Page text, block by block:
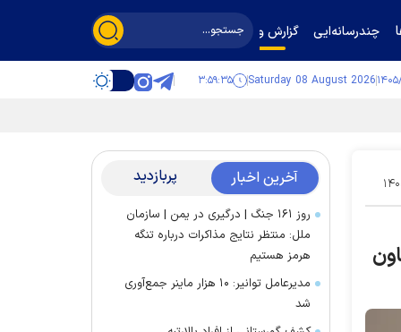
چندرسانه‌ایی گزارش و گفت‌وگو
Saturday 08 August 2026 ۳:۵۹:۳۶
۱۱ آخرین اخبار پربازدید
روز ۱۶۱ جنگ | درگیری در یمن | سازمان
ملل: منتظر نتایج مذاکرات درباره تنگه
هرمز هستیم
مدیرعامل توانیر: ۱۰ هزار ماینر جمع‌آوری
شد